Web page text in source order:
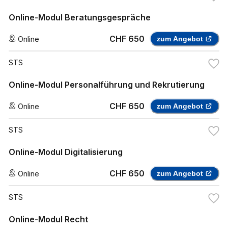
Online-Modul Beratungsgespräche
Online CHF 650 zum Angebot
STS
Online-Modul Personalführung und Rekrutierung
Online CHF 650 zum Angebot
STS
Online-Modul Digitalisierung
Online CHF 650 zum Angebot
STS
Online-Modul Recht